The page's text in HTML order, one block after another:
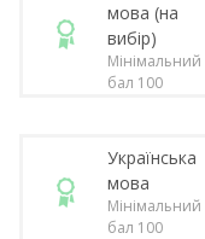
мова (на
вибір)
Мінімальний
бал 100
Українська
мова
Мінімальний
бал 100